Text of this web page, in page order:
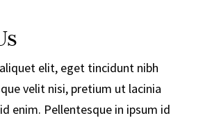
elit, eget tincidunt nibh
velit nisi, pretium ut lacinia
enim. Pellentesque in ipsum id